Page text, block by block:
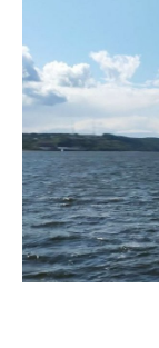
ТАТАРСТАНА
ИНВЕСТИЦИИ
НЕФТЕХИМИЯ
НЕФТЬ
ОПК
ЭНЕРГЕТИКА
НОВОСТИ
РОЗНИЧНАЯ
ТРАНСПОРТ
УСЛУГИ
ТЕХНОЛОГИИ
НОВОСТИ
IT
МЕДИА
МЕРОПРИЯТИЯ
НОВОСТИ
ВЫЕЗДНАЯ
БИЗНЕС-
СПОРТ
НОВОСТИ
ФУТБОЛ
ОБЩЕСТВО
НОВОСТИ
ФОТОГАЛЕРЕЯ